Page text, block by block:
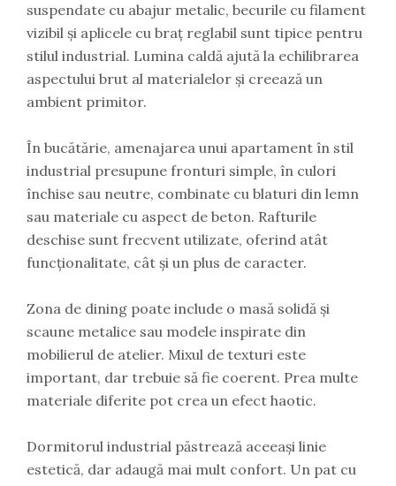
suspendate cu abajur metalic, becurile cu filament
vizibil și aplicele cu braț reglabil sunt tipice pentru
stilul industrial. Lumina caldă ajută la echilibrarea
aspectului brut al materialelor și creează un
ambient primitor.
În bucătărie, amenajarea unui apartament în stil
industrial presupune fronturi simple, în culori
închise sau neutre, combinate cu blaturi din lemn
sau materiale cu aspect de beton. Rafturile
deschise sunt frecvent utilizate, oferind atât
funcționalitate, cât și un plus de caracter.
Zona de dining poate include o masă solidă și
scaune metalice sau modele inspirate din
mobilierul de atelier. Mixul de texturi este
important, dar trebuie să fie coerent. Prea multe
materiale diferite pot crea un efect haotic.
Dormitorul industrial păstrează aceeași linie
estetică, dar adaugă mai mult confort. Un pat cu